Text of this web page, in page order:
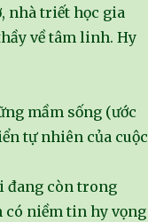
nhà triết học gia
về tâm linh. Hy
mầm sống (ước
tự nhiên của cuộc
đang còn trong
có niềm tin hy vọng